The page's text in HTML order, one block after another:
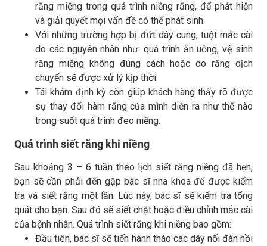
răng miệng trong quá trình niềng răng, để phát hiện
và giải quyết mọi vấn đề có thể phát sinh.
Với những trường hợp bị đứt dây cung, tuột mắc cài
do các nguyên nhân như: quá trình ăn uống, vệ sinh
răng miệng không đúng cách hoặc do răng dịch
chuyển sẽ được xử lý kịp thời.
Tái khám định kỳ còn giúp khách hàng thấy rõ được
sự thay đổi hàm răng của mình diễn ra như thế nào
trong suốt quá trình đeo niềng.
Quá trình siết răng khi niềng
Sau khoảng 3 – 6 tuần theo lịch siết răng niềng đã hẹn,
bạn sẽ cần phải đến gặp bác sĩ nha khoa để được kiểm
tra và siết răng một lần. Lúc này, bác sĩ sẽ kiểm tra tổng
quát cho bạn. Sau đó sẽ siết chặt hoặc điều chỉnh mắc cài
của bệnh nhân. Quá trình siết răng khi niềng bao gồm:
Đầu tiên, bác sĩ sẽ tiến hành tháo các dây nối đàn hồi